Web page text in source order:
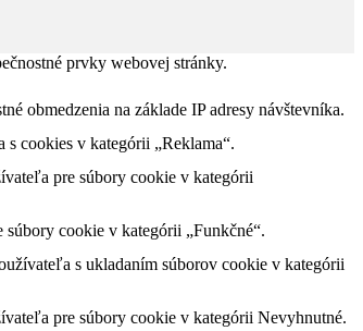
prvky webovej stránky.
obmedzenia na základe IP adresy návštevníka.
cookies v kategórii „Reklama“.
pre súbory cookie v kategórii
súbory cookie v kategórii „Funkčné“.
s ukladaním súborov cookie v kategórii
pre súbory cookie v kategórii Nevyhnutné.